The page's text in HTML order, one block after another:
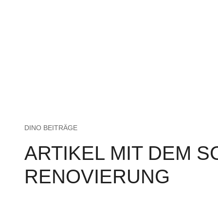
DINO BEITRÄGE
ARTIKEL MIT DEM
RENOVIERUNG